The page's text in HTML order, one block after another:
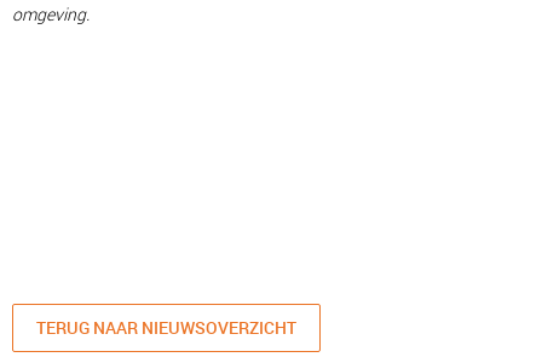
omgeving.
TERUG NAAR NIEUWSOVERZICHT